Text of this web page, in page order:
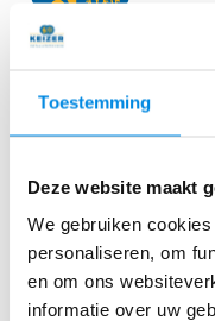
Toestemming
Deze website maakt
We gebruiken
personaliseren, om
en om ons
informatie over uw
Wij vernemen graag
Offerte
Keizer
Edisonstraat 8